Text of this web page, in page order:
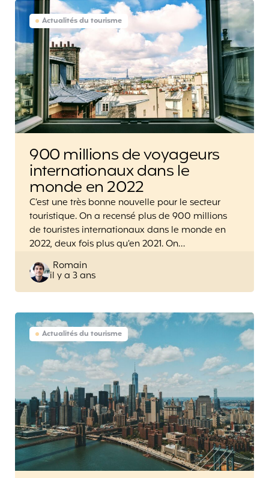
Actualités du tourisme
900 millions de voyageurs
internationaux dans le
monde en 2022
C’est une très bonne nouvelle pour le secteur
touristique. On a recensé plus de 900 millions
de touristes internationaux dans le monde en
2022, deux fois plus qu’en 2021. On…
Posted
by
Romain
il y a 3 ans
Actualités du tourisme